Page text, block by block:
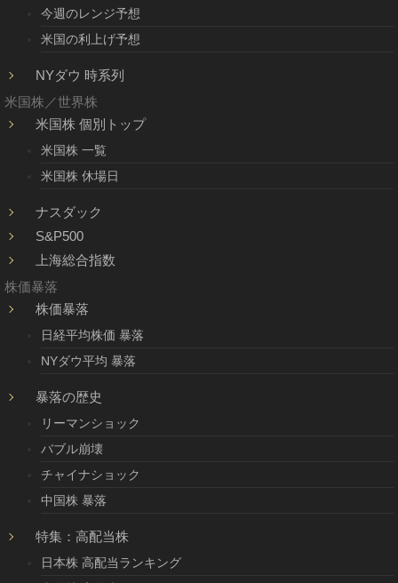
今週のレンジ予想
米国の利上げ予想
NYダウ 時系列
米国株／世界株
米国株 個別トップ
米国株 一覧
米国株 休場日
ナスダック
S&P500
上海総合指数
株価暴落
株価暴落
日経平均株価 暴落
NYダウ平均 暴落
暴落の歴史
リーマンショック
バブル崩壊
チャイナショック
中国株 暴落
特集：高配当株
日本株 高配当ランキング